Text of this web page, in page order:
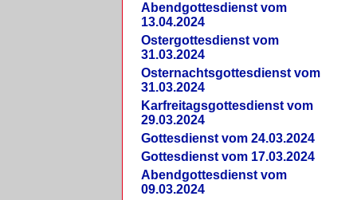
Abendgottesdienst vom
13.04.2024
Ostergottesdienst vom
31.03.2024
Osternachtsgottesdienst vom
31.03.2024
Karfreitagsgottesdienst vom
29.03.2024
Gottesdienst vom 24.03.2024
Gottesdienst vom 17.03.2024
Abendgottesdienst vom
09.03.2024